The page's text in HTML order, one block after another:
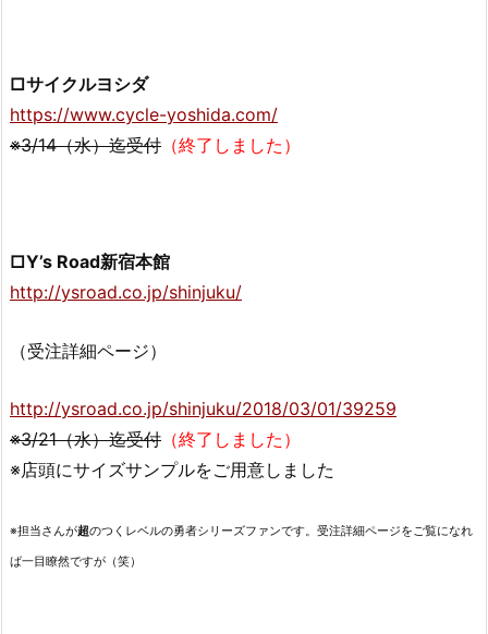
□サイクルヨシダ
https://www.cycle-yoshida.com/
※3/14（水）迄受付 （終了しました）
□Y’s Road新宿本館
http://ysroad.co.jp/shinjuku/
（受注詳細ページ）
http://ysroad.co.jp/shinjuku/2018/03/01/39259
※3/21（水）迄受付 （終了しました）
※店頭にサイズサンプルをご用意しました
※担当さんが超のつくレベルの勇者シリーズファンです。受注詳細ページをご覧になれ
ば一目瞭然ですが（笑）